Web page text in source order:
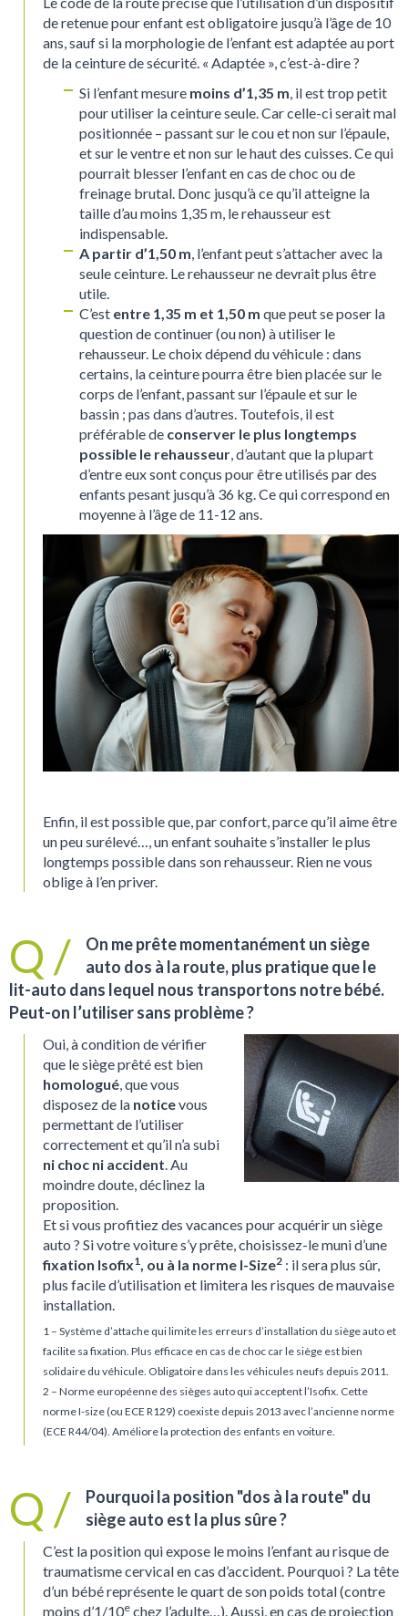
de retenue pour enfant est obligatoire jusqu’à l’âge de 10
ans, sauf si la morphologie de l’enfant est adaptée au port
de la ceinture de sécurité. « Adaptée », c’est-à-dire ?
Si l’enfant mesure moins d’1,35 m, il est trop petit
pour utiliser la ceinture seule. Car celle-ci serait mal
positionnée – passant sur le cou et non sur l’épaule,
et sur le ventre et non sur le haut des cuisses. Ce qui
pourrait blesser l’enfant en cas de choc ou de
freinage brutal. Donc jusqu’à ce qu’il atteigne la
taille d’au moins 1,35 m, le rehausseur est
indispensable.
A partir d’1,50 m, l’enfant peut s’attacher avec la
seule ceinture. Le rehausseur ne devrait plus être
utile.
C’est entre 1,35 m et 1,50 m que peut se poser la
question de continuer (ou non) à utiliser le
rehausseur. Le choix dépend du véhicule : dans
certains, la ceinture pourra être bien placée sur le
corps de l’enfant, passant sur l’épaule et sur le
bassin ; pas dans d’autres. Toutefois, il est
préférable de conserver le plus longtemps
possible le rehausseur, d’autant que la plupart
d’entre eux sont conçus pour être utilisés par des
enfants pesant jusqu’à 36 kg. Ce qui correspond en
moyenne à l’âge de 11-12 ans.
Enfin, il est possible que, par confort, parce qu’il aime être
un peu surélevé…, un enfant souhaite s’installer le plus
longtemps possible dans son rehausseur. Rien ne vous
oblige à l’en priver.
On me prête momentanément un siège
auto dos à la route, plus pratique que le
lit-auto dans lequel nous transportons notre bébé.
Peut-on l’utiliser sans problème ?
Oui, à condition de vérifier
que le siège prêté est bien
homologué , que vous
disposez de la noticevous
permettant de l’utiliser
correctement et qu’il n’a subi
ni choc ni accident . Au
moindre doute, déclinez la
proposition.
Et si vous profitiez des vacances pour acquérir un siège
auto ? Si votre voiture s’y prête, choisissez-le muni d’une
fixation Isofix1 , ou à la norme I-Size2 : il sera plus sûr,
plus facile d’utilisation et limitera les risques de mauvaise
installation.
1 – Système d’attache qui limite les erreurs d’installation du siège auto et
facilite sa fixation. Plus efficace en cas de choc car le siège est bien
solidaire du véhicule. Obligatoire dans les véhicules neufs depuis 2011.
2 – Norme européenne des sièges auto qui acceptent l’Isofix. Cette
norme I-size (ou ECE R129) coexiste depuis 2013 avec l’ancienne norme
(ECE R44/04). Améliore la protection des enfants en voiture.
Pourquoi la position "dos à la route" du
siège auto est la plus sûre ?
C’est la position qui expose le moins l’enfant au risque de
traumatisme cervical en cas d’accident. Pourquoi ? La tête
d’un bébé représente le quart de son poids total (contre
moins d’1/10e chez l’adulte…). Aussi, en cas de projection